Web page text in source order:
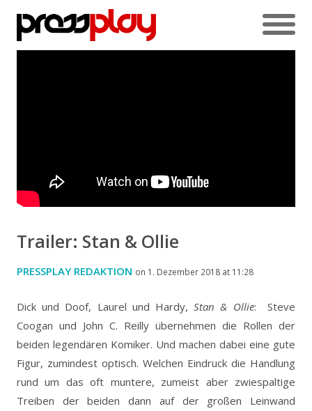
Trailer: Stan & Ollie
PRESSPLAY REDAKTION on 1. Dezember 2018 at 11:28
Dick und Doof, Laurel und Hardy,Stan & Ollie: Steve
Coogan und John C. Reilly übernehmen die Rollen der
beiden legendären Komiker. Und machen dabei eine gute
Figur, zumindest optisch. Welchen Eindruck die Handlung
rund um das oft muntere, zumeist aber zwiespaltige
Treiben der beiden dann auf der großen Leinwand